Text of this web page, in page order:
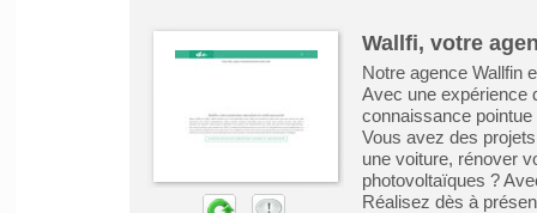
Wallfi, votre
Notre agence Wallfin
Avec une expérience
connaissance
Vous avez des
une voiture, rénover
photovoltaïques ?
Réalisez dès à